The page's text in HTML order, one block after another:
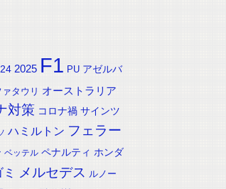
2025 F1 PU アゼルバ
タウリ オーストラリア
対策 コロナ禍 サインツ
ハミルトン フェラー
ベッテル ペナルティ ホンダ
メルセデス ルノー